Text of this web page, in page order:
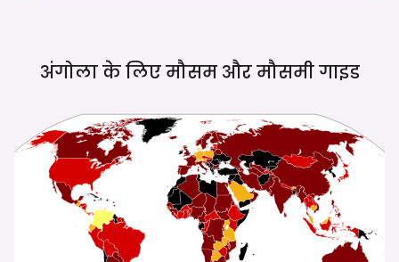
अंगोला के लिए मौसम और मौसमीगाइड